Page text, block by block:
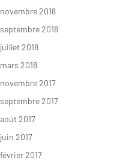
novembre 2018
septembre 2018
juillet 2018
mars 2018
novembre 2017
septembre 2017
août 2017
juin 2017
février 2017